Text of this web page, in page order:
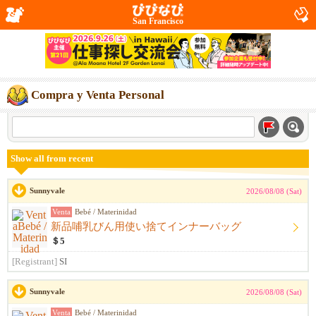
San Francisco
Compra y Venta Personal
Show all from recent
Sunnyvale 2026/08/08 (Sat)
Venta Bebé / Materinidad
新品哺乳びん用使い捨てインナーバッグ
＄5
[Registrant] SI
Sunnyvale 2026/08/08 (Sat)
Venta Bebé / Materinidad